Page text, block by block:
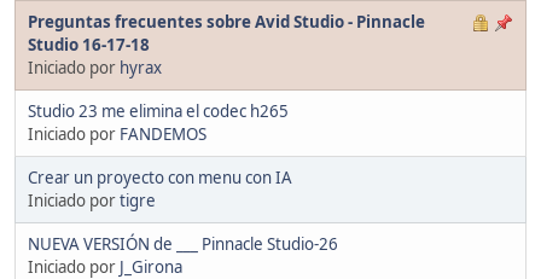
Preguntas frecuentes sobre Avid Studio - Pinnacle
Studio 16-17-18
Iniciado por hyrax
Studio 23 me elimina el codec h265
Iniciado por FANDEMOS
Crear un proyecto con menu con IA
Iniciado portigre
NUEVA VERSIÓN de ___ Pinnacle Studio-26
Iniciado por J_Girona